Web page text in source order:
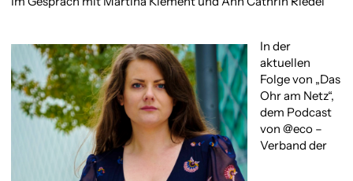
In der
aktuellen
Folge von „Das
Ohr am Netz“,
dem Podcast
von @eco –
Verband der